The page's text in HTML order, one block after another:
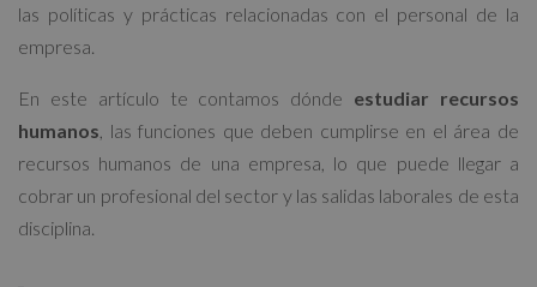
las políticas y prácticas relacionadas con el personal de la
empresa.
En este artículo te contamos dónde estudiar recursos
humanos , las funciones que deben cumplirse en el área de
recursos humanos de una empresa, lo que puede llegar a
cobrar un profesional del sector y las salidas laborales de esta
disciplina.